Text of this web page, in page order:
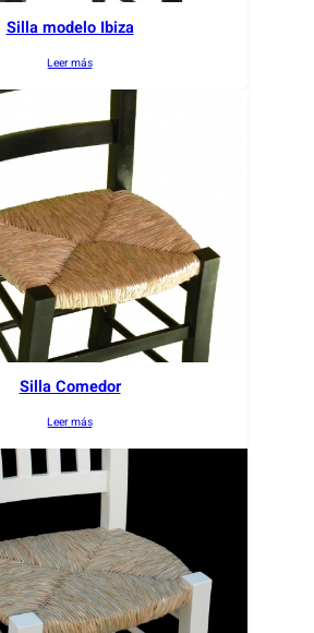
Silla modelo Ibiza
Leer más
Silla Comedor
Leer más